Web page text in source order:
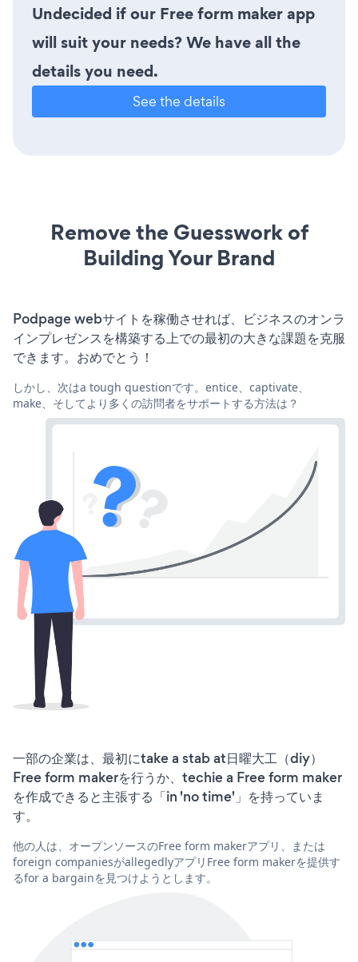
Undecided if our Free form maker app
will suit your needs? We have all the
details you need.
See the details
Remove the Guesswork of
Building Your Brand
Podpage webサイトを稼働させれば、ビジネスのオンラ
インプレゼンスを構築する上での最初の大きな課題を克服
できます。おめでとう！
しかし、次はa tough questionです。entice、captivate、
make、そしてより多くの訪問者をサポートする方法は？
一部の企業は、最初にtake a stab at日曜大工（diy）
Free form makerを行うか、techie a Free form maker
を作成できると主張する「in 'no time'」を持っていま
す。
他の人は、オープンソースのFree form makerアプリ、または
foreign companiesがallegedlyアプリFree form makerを提供す
るfor a bargainを見つけようとします。